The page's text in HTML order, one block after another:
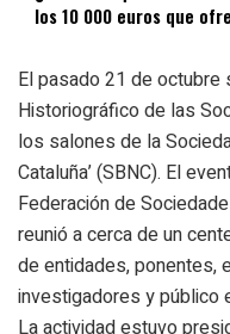
los 10 000 euros que
El pasado 21 de
Historiográfico de las
los salones de la
Cataluña’ (SBNC). El
Federación de
reunió a cerca de un
de entidades, ponentes,
investigadores y público
La actividad estuvo